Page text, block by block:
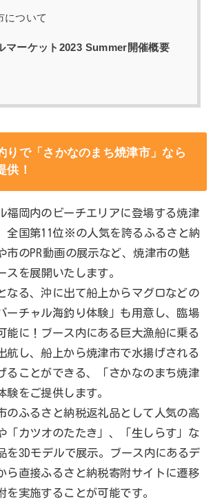
について
マーケット2023 Summer開催概要
りで「さかなのまち焼津市」なら
供！
福岡内のビーチエリアに登場する焼津
全国第11位※の人気を誇るふるさと納
市のPR動画の展示など、焼津市の魅
スを展開いたします。
なる、沖に出て船上からマグロなどの
ーチャル海釣り体験」も用意し、臨場
能に！ブース内にある巨大漁船に乗る
航し、船上から焼津市で水揚げされる
ることができる、「さかなのまち焼津
験をご提供します。
のふるさと納税返礼品として人気の高
「カツオのたたき」、「生しらす」な
を3Dモデルで展示。ブース内にあるデ
ら直接ふるさと納税寄附サイトに遷移
を実施することが可能です。